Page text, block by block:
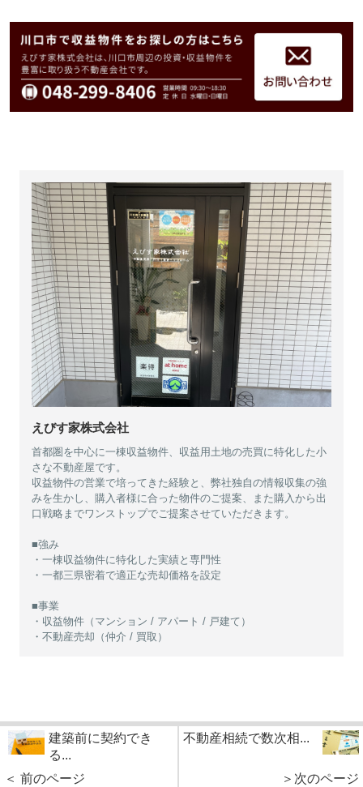
えびす家株式会社
首都圏を中心に一棟収益物件、収益用土地の売買に特化した小
さな不動産屋です。
収益物件の営業で培ってきた経験と、弊社独自の情報収集の強
みを生かし、購入者様に合った物件のご提案、また購入から出
口戦略までワンストップでご提案させていただきます。
■強み
・一棟収益物件に特化した実績と専門性
・一都三県密着で適正な売却価格を設定
■事業
・収益物件（マンション / アパート / 戸建て）
・不動産売却（仲介 / 買取）
建築前に契約でき
る...
＜ 前のページ
不動産相続で数次相...
＞次のページ